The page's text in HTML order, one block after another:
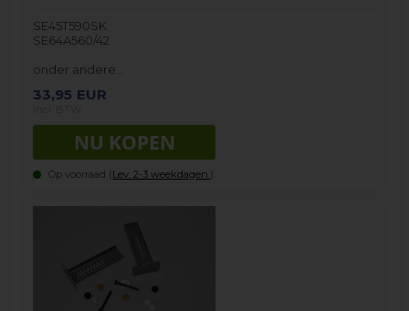
SE45T590SK
SE64A560/42
onder andere…
33,95 EUR
Op voorraad (Lev. 2-3 weekdagen. ).